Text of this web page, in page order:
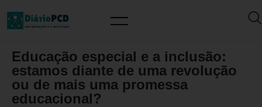
Educação especial e a inclusão:
estamos diante de uma revolução
ou de mais uma promessa
educacional?